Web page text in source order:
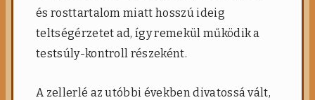
és rosttartalom miatt hosszú ideig
teltségérzetet ad, így remekül működik a
testsúly-kontroll részeként.
A zellerlé az utóbbi években divatossá vált,